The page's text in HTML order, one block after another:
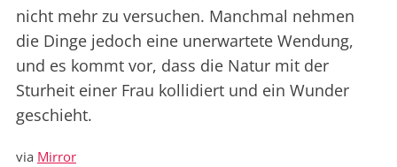
nicht mehr zu versuchen. Manchmal nehmen
die Dinge jedoch eine unerwartete Wendung,
und es kommt vor, dass die Natur mit der
Sturheit einer Frau kollidiert und ein Wunder
geschieht.
via Mirror